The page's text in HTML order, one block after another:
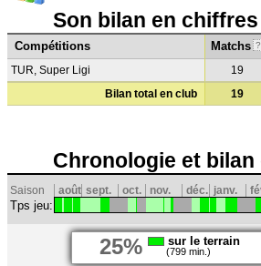
Son bilan en
Compétitions Matchs ?
TUR, Super Ligi 19
Bilan total en club
19
Chronologie et
Saison août sept. oct. nov. déc. janv.
Tps jeu:
25% sur le terrain
(799 min.)